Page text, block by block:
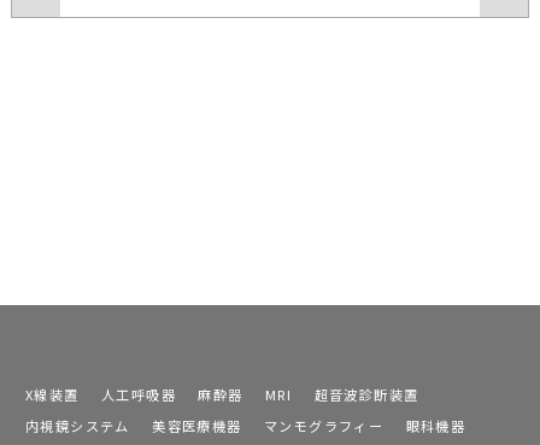
X線装置 人工呼吸器 麻酔器 MRI
超音波診断装置
内視鏡システム
美容医療機器 マンモグラフィー
眼科機器